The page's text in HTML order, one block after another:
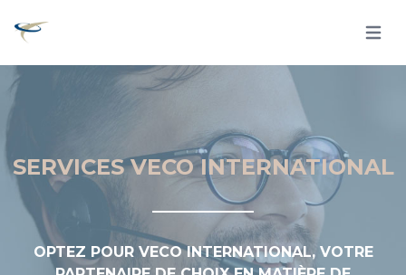
Open
SERVICES VECO INTERNATIONAL
OPTEZ POUR VECO INTERNATIONAL, VOTRE